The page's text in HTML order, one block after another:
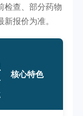
检查、部分药物
报价为准。
核心特色